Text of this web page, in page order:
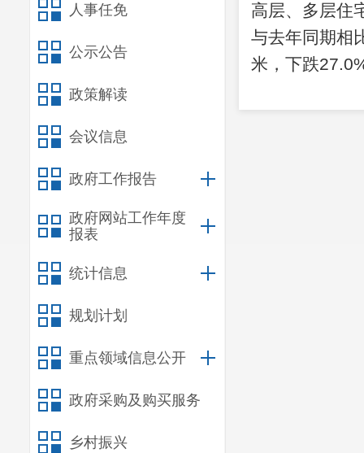
人事任免
公示公告
政策解读
会议信息
政府工作报告
政府网站工作年度
报表
统计信息
规划计划
重点领域信息公开
政府采购及购买服务
乡村振兴
高层、多层住
与去年同期相
米， 下跌